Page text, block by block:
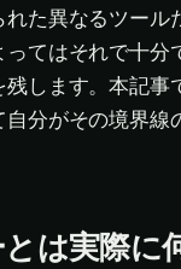
た異なるツー
てはそれで十
します。本記
分がその境界
は実際に